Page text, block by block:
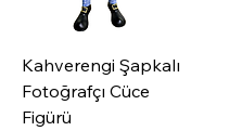
Kahverengi Şapkalı
Fotoğrafçı Cüce
Figürü